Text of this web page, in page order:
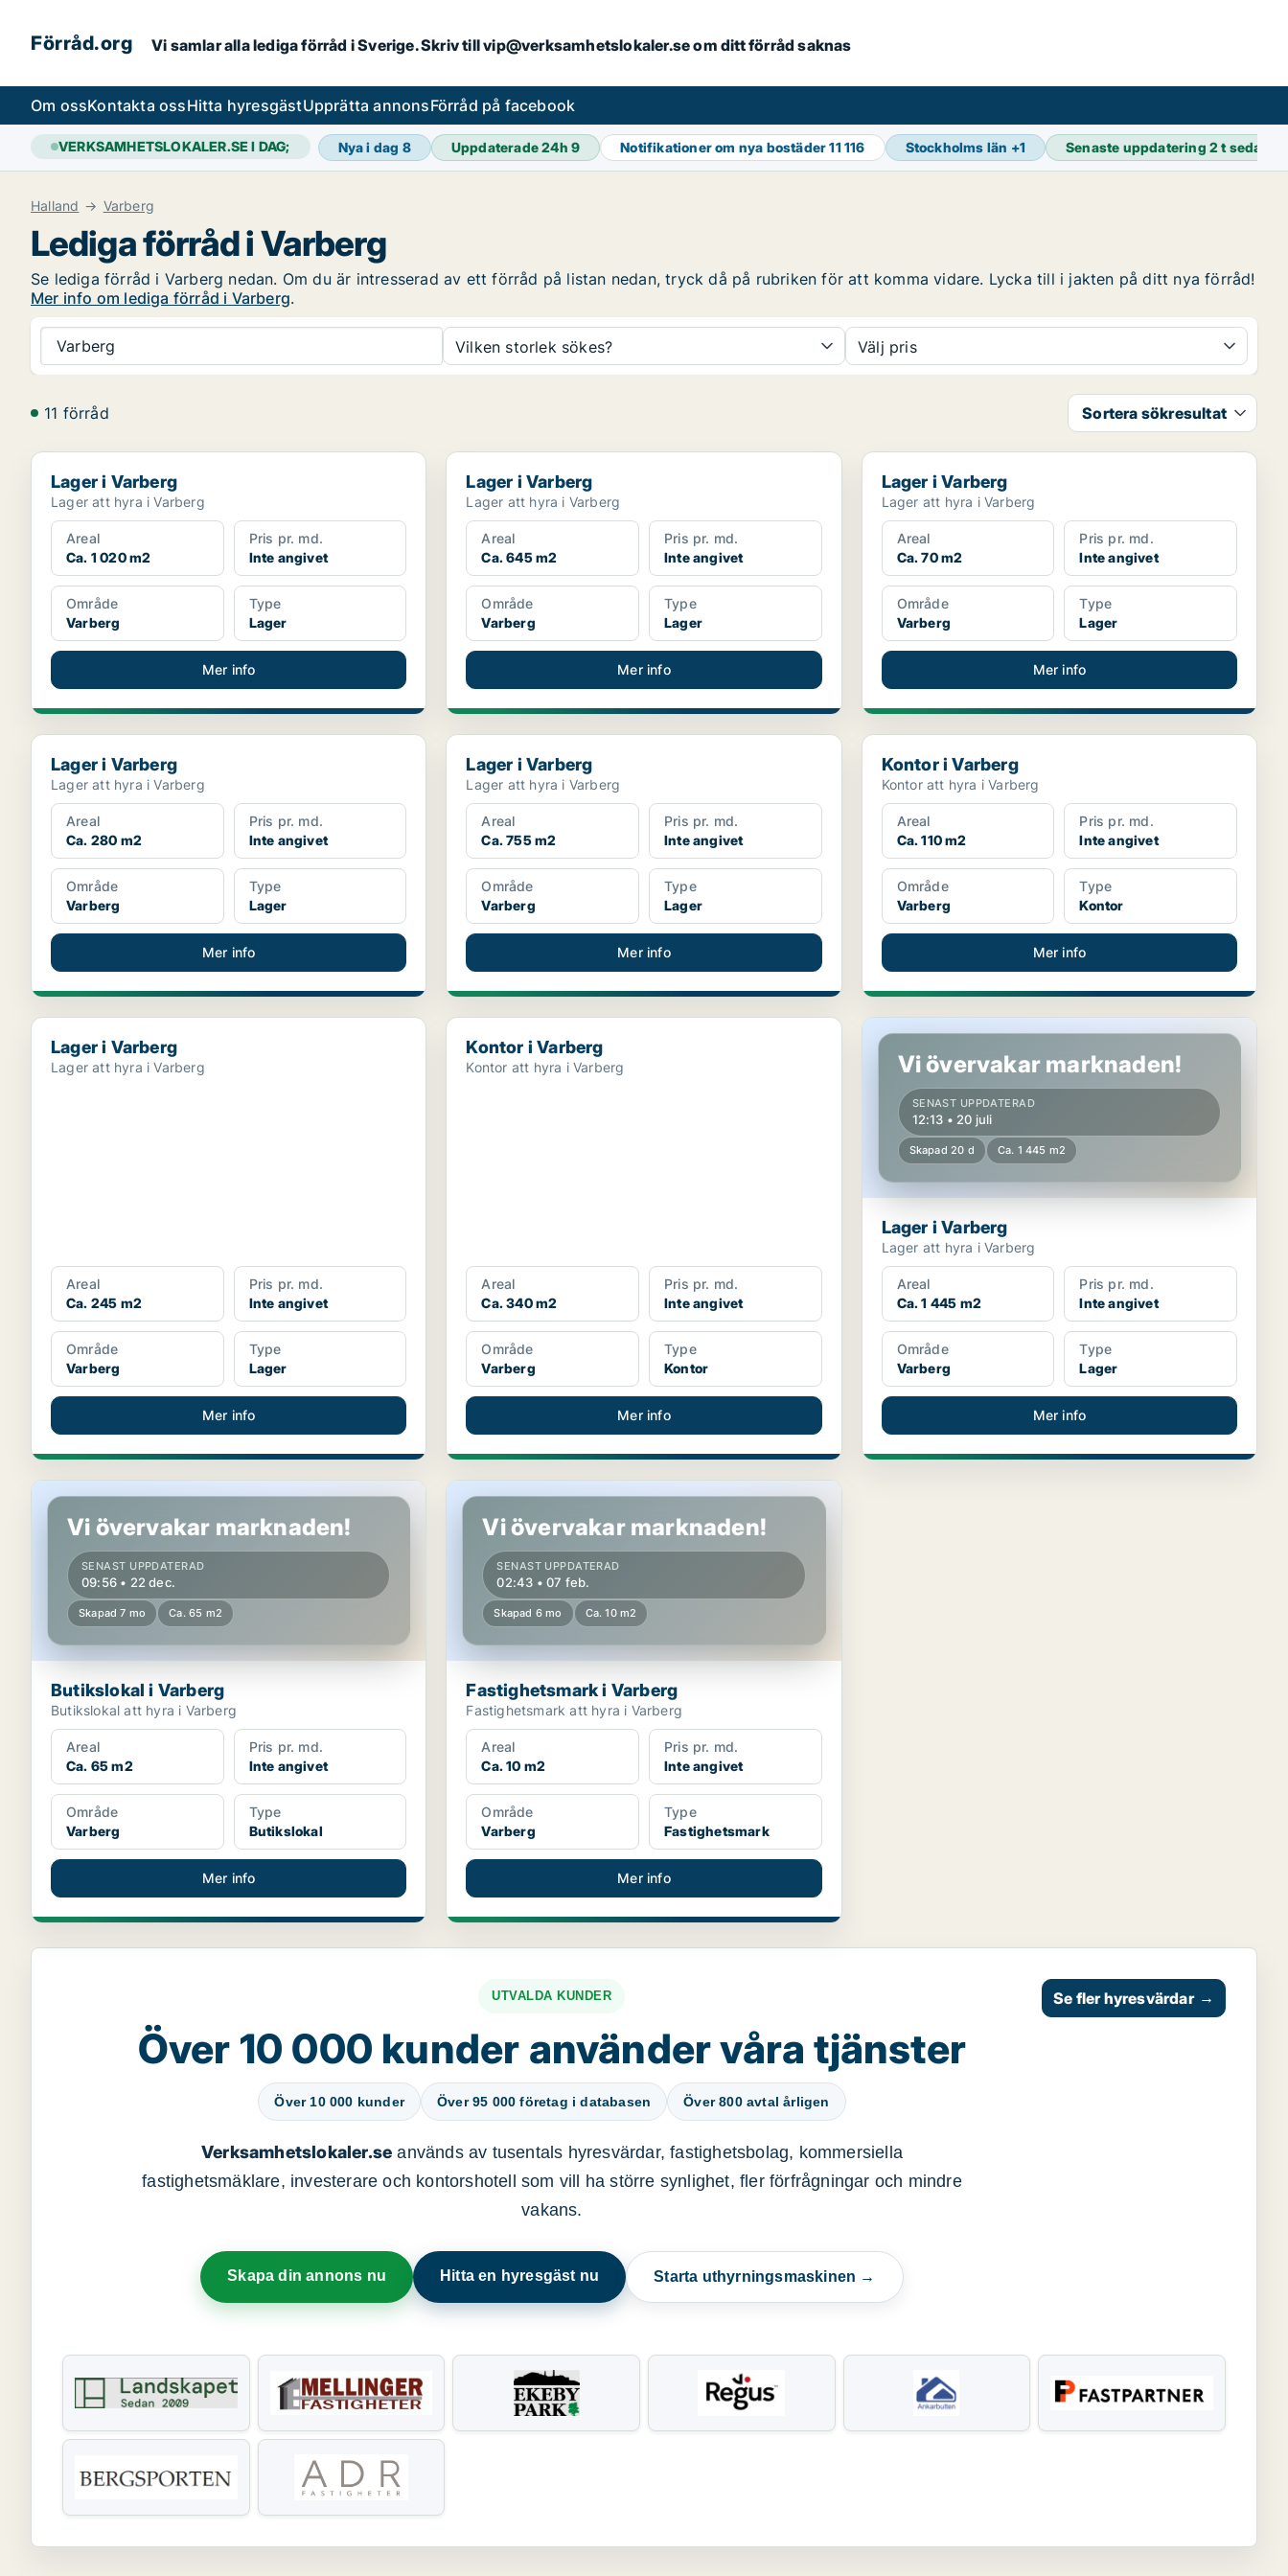
Förråd.org Vi samlar alla lediga förråd i Sverige. Skriv till vip@verksamhetslokaler.se om ditt förråd saknas
Om ossKontakta ossHitta hyresgästUpprätta annonsFörråd på facebook
VERKSAMHETSLOKALER.SE I DAG; Nya i dag 8 Uppdaterade 24h9 Notifikationer om nya bostäder11 116 Stockholms län +1 Senaste uppdatering2 t sedan
Halland Varberg
Lediga förråd i Varberg
Se lediga förråd i Varberg nedan. Om du är intresserad av ett förråd på listan nedan, tryck då på rubriken för att komma vidare. Lycka till i jakten på ditt nya förråd!
Mer info om lediga förråd i Varberg.
Varberg Vilken storlek sökes? Välj pris
11 förråd Sortera sökresultat
Lager i Varberg
Lager i Varberg
Lager att hyra i Varberg
Areal
Ca. 1 020 m2
Pris pr. md.
Inte angivet
Område
Varberg
Type
Lager
Mer info
Lager i Varberg
Lager i Varberg
Lager att hyra i Varberg
Areal
Ca. 645 m2
Pris pr. md.
Inte angivet
Område
Varberg
Type
Lager
Mer info
Lager i Varberg
Lager i Varberg
Lager att hyra i Varberg
Areal
Ca. 70 m2
Pris pr. md.
Inte angivet
Område
Varberg
Type
Lager
Mer info
Lager i Varberg
Lager i Varberg
Lager att hyra i Varberg
Areal
Ca. 280 m2
Pris pr. md.
Inte angivet
Område
Varberg
Type
Lager
Mer info
Lager i Varberg
Lager i Varberg
Lager att hyra i Varberg
Areal
Ca. 755 m2
Pris pr. md.
Inte angivet
Område
Varberg
Type
Lager
Mer info
Kontor i Varberg
Kontor i Varberg
Kontor att hyra i Varberg
Areal
Ca. 110 m2
Pris pr. md.
Inte angivet
Område
Varberg
Type
Kontor
Mer info
Lager i Varberg
Lager i Varberg
Lager att hyra i Varberg
Areal
Ca. 245 m2
Pris pr. md.
Inte angivet
Område
Varberg
Type
Lager
Mer info
Kontor i Varberg
Kontor i Varberg
Kontor att hyra i Varberg
Areal
Ca. 340 m2
Pris pr. md.
Inte angivet
Område
Varberg
Type
Kontor
Mer info
Lager i Varberg
Vi övervakar marknaden!
SENAST UPPDATERAD
12:13 • 20 juli
Skapad 20 d Ca. 1 445 m2
Lager i Varberg
Lager att hyra i Varberg
Areal
Ca. 1 445 m2
Pris pr. md.
Inte angivet
Område
Varberg
Type
Lager
Mer info
Butikslokal i Varberg
Vi övervakar marknaden!
SENAST UPPDATERAD
09:56 • 22 dec.
Skapad 7 mo Ca. 65 m2
Butikslokal i Varberg
Butikslokal att hyra i Varberg
Areal
Ca. 65 m2
Pris pr. md.
Inte angivet
Område
Varberg
Type
Butikslokal
Mer info
Fastighetsmark i Varberg
Vi övervakar marknaden!
SENAST UPPDATERAD
02:43 • 07 feb.
Skapad 6 mo Ca. 10 m2
Fastighetsmark i Varberg
Fastighetsmark att hyra i Varberg
Areal
Ca. 10 m2
Pris pr. md.
Inte angivet
Område
Varberg
Type
Fastighetsmark
Mer info
UTVALDA KUNDER
Över 10 000 kunder använder våra tjänster
Över 10 000 kunder Över 95 000 företag i databasen Över 800 avtal årligen
Verksamhetslokaler.se används av tusentals hyresvärdar, fastighetsbolag, kommersiella
fastighetsmäklare, investerare och kontorshotell som vill ha större synlighet, fler förfrågningar och mindre
vakans.
Skapa din annons nu Hitta en hyresgäst nu Starta uthyrningsmaskinen →
Se fler hyresvärdar →